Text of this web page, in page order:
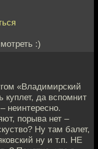
:)
«Владимирский
куплет, да вспомнит
неинтересно.
порыва нет –
Ну там балет,
ну и т.п. НЕ